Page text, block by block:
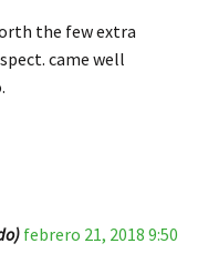
the few extra
came well
febrero 21, 2018 9:50